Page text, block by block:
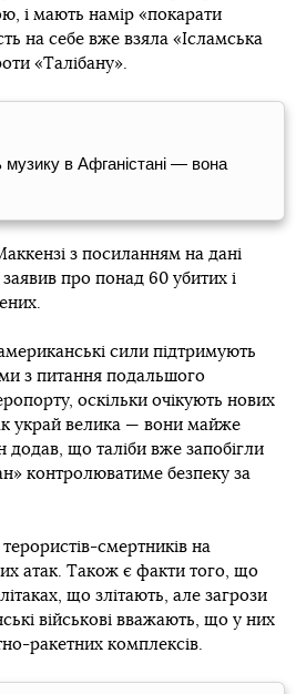
і мають намір «покарати
на себе вже взяла «Ісламська
«Талібану».
музику в Афганістані — вона
з посиланням на дані
про понад 60 убитих і
сили підтримують
з питання подальшого
оскільки очікують нових
украй велика — вони майже
додав, що таліби вже запобігли
контролюватиме безпеку за
терористів-смертників на
атак. Також є факти того, що
що злітають, але загрози
військові вважають, що у них
ракетних комплексів.